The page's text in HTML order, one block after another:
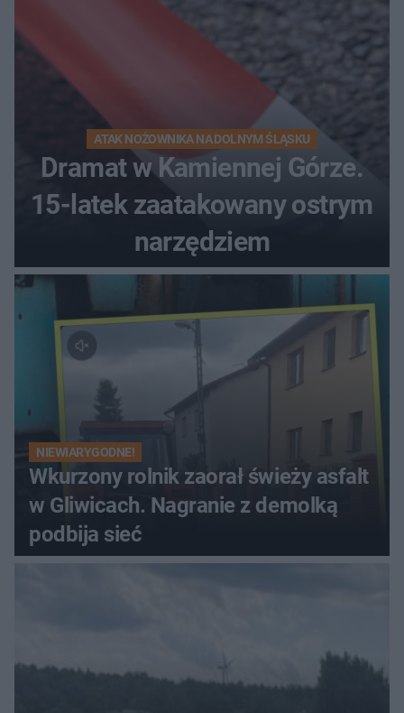
ATAK NOŻOWNIKA NA DOLNYM ŚLĄSKU
Dramat w Kamiennej Górze.
15-latek zaatakowany ostrym
narzędziem
NIEWIARYGODNE!
Wkurzony rolnik zaorał świeży asfalt
w Gliwicach. Nagranie z demolką
podbija sieć